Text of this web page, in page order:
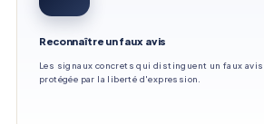
Reconnaître un faux avis
Les signaux concrets qui distinguent un faux
protégée par la liberté d'expression.